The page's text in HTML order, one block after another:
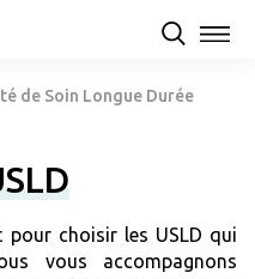
de Soin Longue Durée
choisir les USLD qui
vous accompagnons